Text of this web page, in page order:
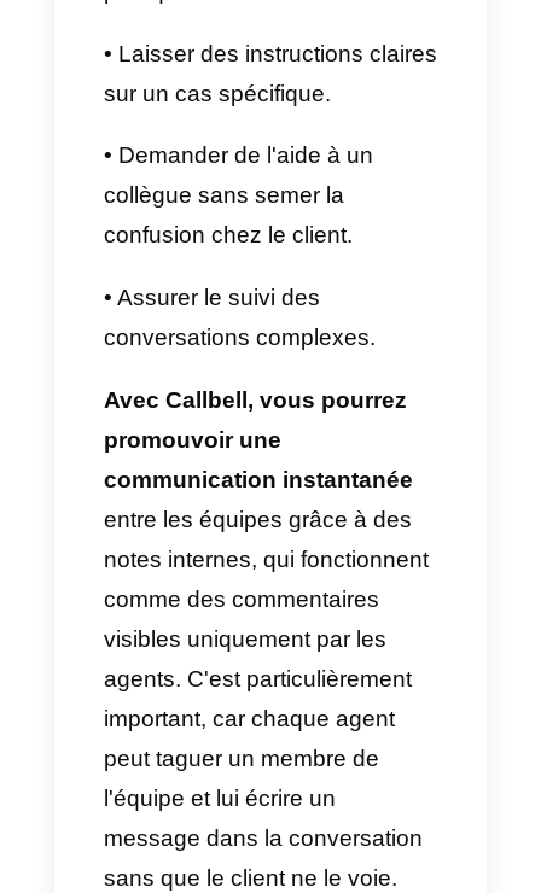
aux questions fréquentes
(horaires, prix, modes de
paiement, livraisons).
• Définir un guide stylistique
communication de la marque.
• Former l'équipe pour qu'elle
utilise ces directives et assure
la cohérence dans toutes les
interactions.
Les réponses courtes de
Callbell
sont très faciles à
configurer et surtout à utiliser : il
suffit de taper « / » dans le chat
et de sélectionner le message
prédéfini que vous souhaitez